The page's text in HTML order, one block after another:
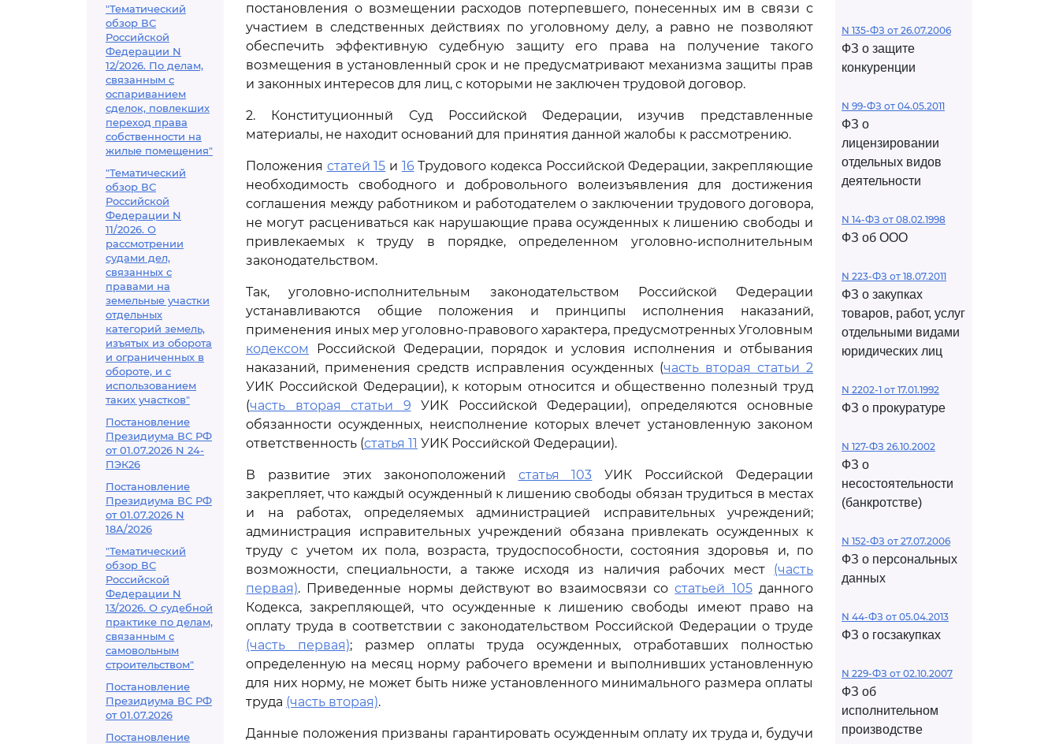
"Тематический
обзор ВС
Российской
Федерации N
12/2026. По делам,
связанным с
оспариванием
сделок, повлекших
переход права
собственности на
жилые помещения"
"Тематический
обзор ВС
Российской
Федерации N
11/2026. О
рассмотрении
судами дел,
связанных с
правами на
земельные участки
отдельных
категорий земель,
изъятых из оборота
и ограниченных в
обороте, и с
использованием
таких участков"
Постановление
Президиума ВС РФ
от 01.07.2026 N 24-
ПЭК26
Постановление
Президиума ВС РФ
от 01.07.2026 N
18А/2026
"Тематический
обзор ВС
Российской
Федерации N
13/2026. О судебной
практике по делам,
связанным с
самовольным
строительством"
Постановление
Президиума ВС РФ
от 01.07.2026
Постановление
постановления о возмещении расходов потерпевшего, понесенных им в связи с
участием в следственных действиях по уголовному делу, а равно не позволяют
обеспечить эффективную судебную защиту его права на получение такого
возмещения в установленный срок и не предусматривают механизма защиты прав
и законных интересов для лиц, с которыми не заключен трудовой договор.
2. Конституционный Суд Российской Федерации, изучив представленные
материалы, не находит оснований для принятия данной жалобы к рассмотрению.
Положения статей 15 и 16Трудового кодекса Российской Федерации, закрепляющие
необходимость свободного и добровольного волеизъявления для достижения
соглашения между работником и работодателем о заключении трудового договора,
не могут расцениваться как нарушающие права осужденных к лишению свободы и
привлекаемых к труду в порядке, определенном уголовно-исполнительным
законодательством.
Так, уголовно-исполнительным законодательством Российской Федерации
устанавливаются общие положения и принципы исполнения наказаний,
применения иных мер уголовно-правового характера, предусмотренных Уголовным
кодексом
Российской Федерации, порядок и условия исполнения и отбывания
наказаний, применения средств исправления осужденных (часть вторая статьи 2
УИК Российской Федерации), к которым относится и общественно полезный труд
(часть вторая статьи 9 УИК Российской Федерации), определяются основные
обязанности осужденных, неисполнение которых влечет установленную законом
ответственность (статья 11 УИК Российской Федерации).
В развитие этих законоположений статья 103 УИК Российской Федерации
закрепляет, что каждый осужденный к лишению свободы обязан трудиться в местах
и на работах, определяемых администрацией исправительных учреждений;
администрация исправительных учреждений обязана привлекать осужденных к
труду с учетом их пола, возраста, трудоспособности, состояния здоровья и, по
возможности, специальности, а также исходя из наличия рабочих мест (часть
первая). Приведенные нормы действуют во взаимосвязи состатьей 105данного
Кодекса, закрепляющей, что осужденные к лишению свободы имеют право на
оплату труда в соответствии с законодательством Российской Федерации о труде
(часть первая); размер оплаты труда осужденных, отработавших полностью
определенную на месяц норму рабочего времени и выполнивших установленную
для них норму, не может быть ниже установленного минимального размера оплаты
труда (часть вторая).
Данные положения призваны гарантировать осужденным оплату их труда и, будучи
N 135-ФЗ от 26.07.2006
ФЗ о защите
конкуренции
N 99-ФЗ от 04.05.2011
ФЗ о
лицензировании
отдельных видов
деятельности
N 14-ФЗ от 08.02.1998
ФЗ об ООО
N 223-ФЗ от 18.07.2011
ФЗ о закупках
товаров, работ, услуг
отдельными видами
юридических лиц
N 2202-1 от 17.01.1992
ФЗ о прокуратуре
N 127-ФЗ 26.10.2002
ФЗ о
несостоятельности
(банкротстве)
N 152-ФЗ от 27.07.2006
ФЗ о персональных
данных
N 44-ФЗ от 05.04.2013
ФЗ о госзакупках
N 229-ФЗ от 02.10.2007
ФЗ об
исполнительном
производстве